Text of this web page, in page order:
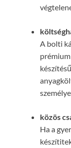
A bolti
közös
Ha a